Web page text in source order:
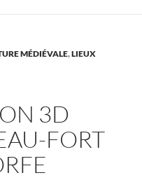
MÉDIÉVALE,LIEUX
3D
FORT